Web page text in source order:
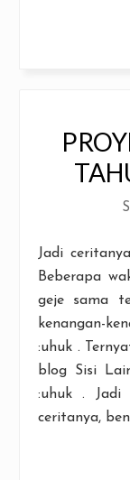
Jadi
Beberapa
geje sama
kenangan-
:uhuk .
blog Sisi
:uhuk . Jadi
ceritanya,